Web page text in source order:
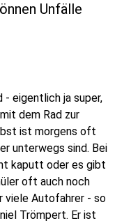
Unfälle
- eigentlich ja super,
dem Rad zur
ist morgens oft
unterwegs sind. Bei
kaputt oder es gibt
oft auch noch
viele Autofahrer - so
Trömpert. Er ist